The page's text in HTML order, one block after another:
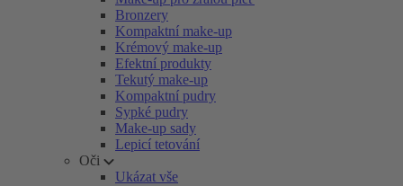
Bronzery
Kompaktní make-up
Krémový make-up
Efektní produkty
Tekutý make-up
Kompaktní pudry
Sypké pudry
Make-up sady
Lepicí tetování
Oči
Ukázat vše